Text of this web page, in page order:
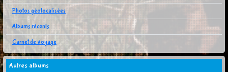
Photos géolocalisées
Albums récents
Carnet de voyage
Autres albums